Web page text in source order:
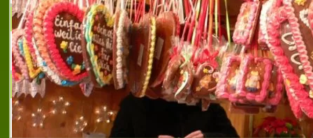
КРИСИ - КЕТЪРИНГ
Парти-сървис
ИВАНОВИ-ФЕМИЛИ ЕООД
ЦЕНИ БЕЗ КОНКУРЕНЦИЯ